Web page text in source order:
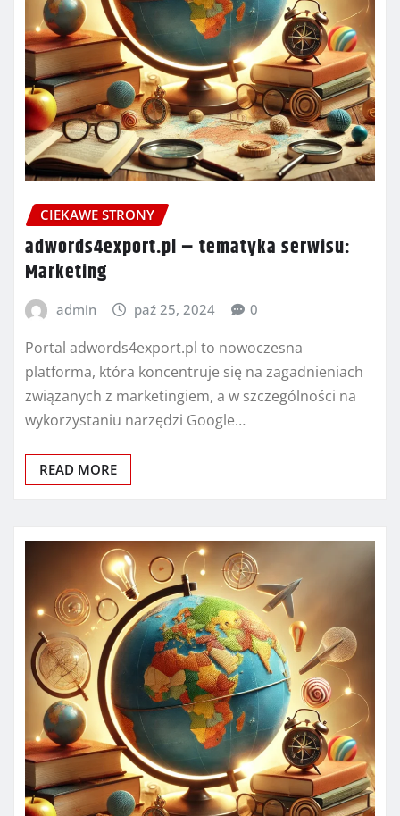
CIEKAWE STRONY
adwords4export.pl – tematyka serwisu:
Marketing
admin paź 25, 2024 0
Portal adwords4export.pl to nowoczesna
platforma, która koncentruje się na zagadnieniach
związanych z marketingiem, a w szczególności na
wykorzystaniu narzędzi Google…
READ MORE